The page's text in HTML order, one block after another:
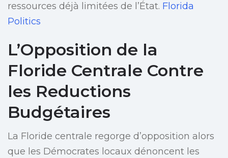
ressources déjà limitées de l’État. Florida
Politics
L’Opposition de la
Floride Centrale Contre
les Reductions
Budgétaires
La Floride centrale regorge d’opposition alors
que les Démocrates locaux dénoncent les